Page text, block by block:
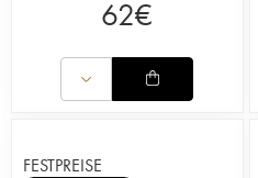
62€
FESTPREISE